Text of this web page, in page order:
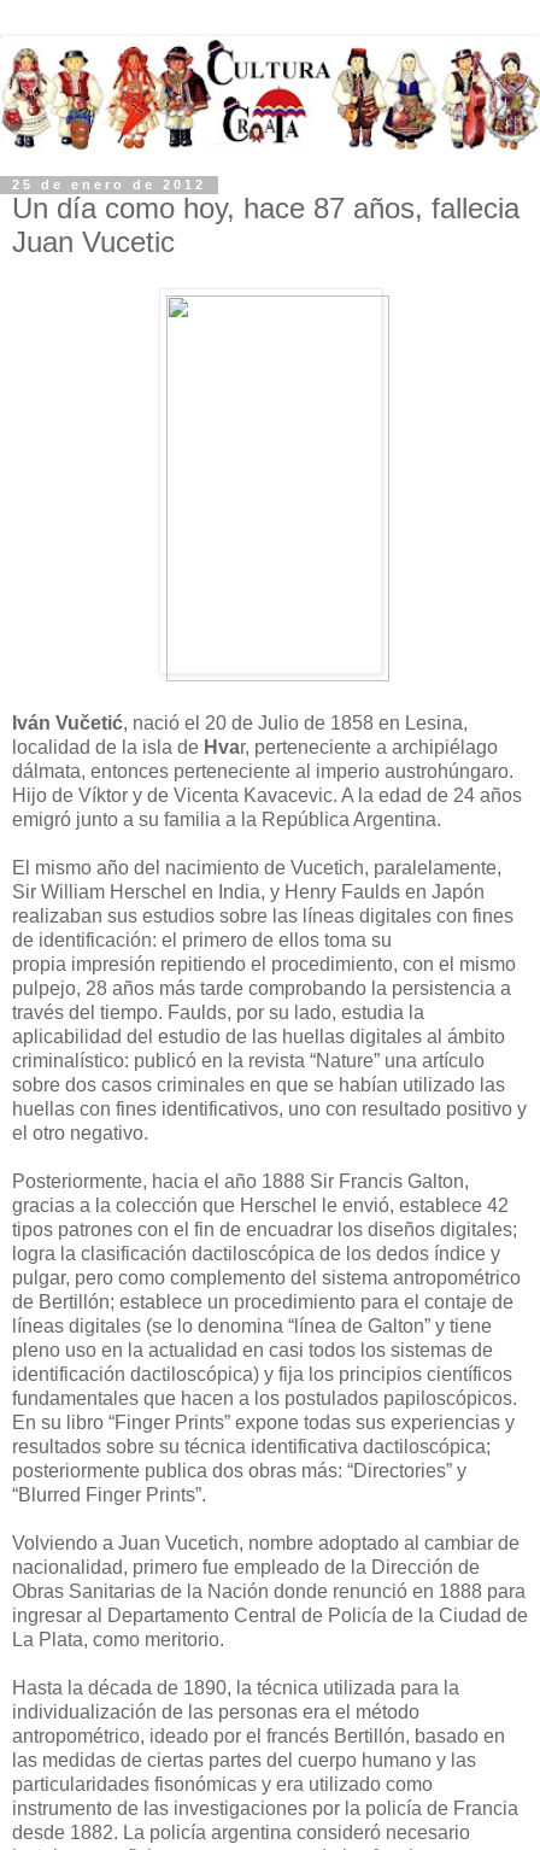
25 de enero de 2012
Un día como hoy, hace 87 años, fallecia
Juan Vucetic
Iván Vučetić, nació el 20 de Julio de 1858 en Lesina,
localidad de la isla de Hvar, perteneciente a archipiélago
dálmata, entonces perteneciente al imperio austrohúngaro.
Hijo de Víktor y de Vicenta Kavacevic. A la edad de 24 años
emigró junto a su familia a la República Argentina.
El mismo año del nacimiento de Vucetich, paralelamente,
Sir William Herschel en India, y Henry Faulds en Japón
realizaban sus estudios sobre las líneas digitales con fines
de identificación: el primero de ellos toma su
propia impresión repitiendo el procedimiento, con el mismo
pulpejo, 28 años más tarde comprobando la persistencia a
través del tiempo. Faulds, por su lado, estudia la
aplicabilidad del estudio de las huellas digitales al ámbito
criminalístico: publicó en la revista “Nature” una artículo
sobre dos casos criminales en que se habían utilizado las
huellas con fines identificativos, uno con resultado positivo y
el otro negativo.
Posteriormente, hacia el año 1888 Sir Francis Galton,
gracias a la colección que Herschel le envió, establece 42
tipos patrones con el fin de encuadrar los diseños digitales;
logra la clasificación dactiloscópica de los dedos índice y
pulgar, pero como complemento del sistema antropométrico
de Bertillón; establece un procedimiento para el contaje de
líneas digitales (se lo denomina “línea de Galton” y tiene
pleno uso en la actualidad en casi todos los sistemas de
identificación dactiloscópica) y fija los principios científicos
fundamentales que hacen a los postulados papiloscópicos.
En su libro “Finger Prints” expone todas sus experiencias y
resultados sobre su técnica identificativa dactiloscópica;
posteriormente publica dos obras más: “Directories” y
“Blurred Finger Prints”.
Volviendo a Juan Vucetich, nombre adoptado al cambiar de
nacionalidad, primero fue empleado de la Dirección de
Obras Sanitarias de la Nación donde renunció en 1888 para
ingresar al Departamento Central de Policía de la Ciudad de
La Plata, como meritorio.
Hasta la década de 1890, la técnica utilizada para la
individualización de las personas era el método
antropométrico, ideado por el francés Bertillón, basado en
las medidas de ciertas partes del cuerpo humano y las
particularidades fisonómicas y era utilizado como
instrumento de las investigaciones por la policía de Francia
desde 1882. La policía argentina consideró necesario